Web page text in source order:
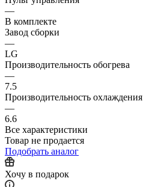
—
В комплекте
Завод сборки
—
LG
Производительность обогрева
—
7.5
Производительность охлаждения
—
6.6
Все характеристики
Товар не продается
Подобрать аналог
Хочу в подарок